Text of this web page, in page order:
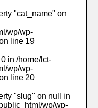
"cat_name" on
wp/wp-
line 19
0 in/home/lct-
wp/wp-
line 20
"slug" on null in
wp/wp-